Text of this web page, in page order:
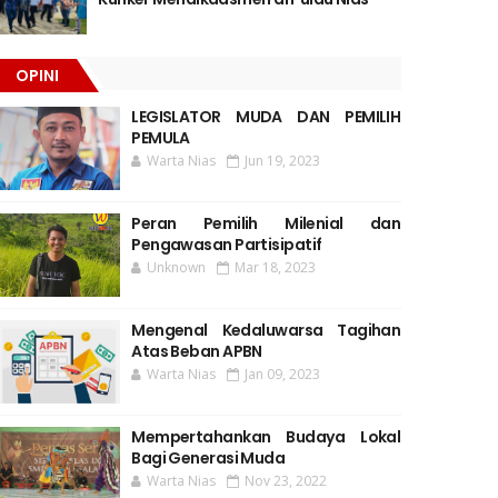
OPINI
LEGISLATOR MUDA DAN PEMILIH
PEMULA
Warta Nias Jun 19, 2023
Peran Pemilih Milenial dan
Pengawasan Partisipatif
Unknown Mar 18, 2023
Mengenal Kedaluwarsa Tagihan
Atas Beban APBN
Warta Nias Jan 09, 2023
Mempertahankan Budaya Lokal
Bagi Generasi Muda
Warta Nias Nov 23, 2022